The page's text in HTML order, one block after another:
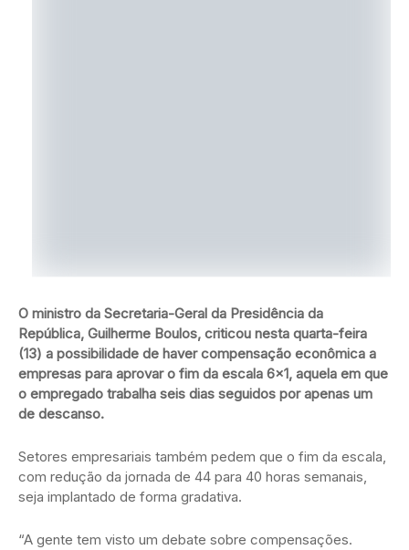
O ministro da Secretaria-Geral da Presidência da
República, Guilherme Boulos, criticou nesta quarta-feira
(13) a possibilidade de haver compensação econômica a
empresas para aprovar o fim da escala 6×1, aquela em que
o empregado trabalha seis dias seguidos por apenas um
de descanso.
Setores empresariais também pedem que o fim da escala,
com redução da jornada de 44 para 40 horas semanais,
seja implantado de forma gradativa.
“A gente tem visto um debate sobre compensações.